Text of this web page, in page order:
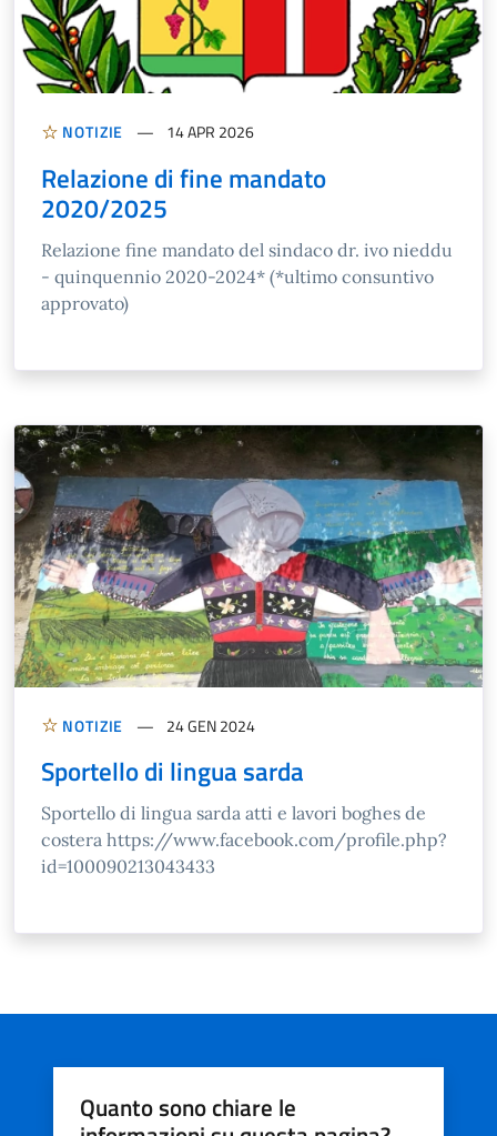
NOTIZIE 14 APR 2026
Relazione di fine mandato
2020/2025
Relazione fine mandato del sindaco dr. ivo nieddu
- quinquennio 2020-2024* (*ultimo consuntivo
approvato)
NOTIZIE 24 GEN 2024
Sportello di lingua sarda
Sportello di lingua sarda atti e lavori boghes de
costera https://www.facebook.com/profile.php?
id=100090213043433
Quanto sono chiare le